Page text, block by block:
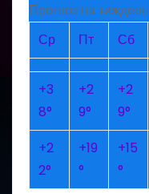
Прогноз на тиждень
Ср
Пт Сб
+3
8°
+2
9°
+2
9°
+2
2°
+19
°
+15
°